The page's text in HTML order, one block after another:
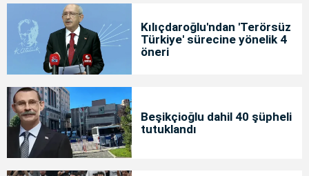
Kılıçdaroğlu'ndan 'Terörsüz
Türkiye' sürecine yönelik 4
öneri
Beşikçioğlu dahil 40 şüpheli
tutuklandı